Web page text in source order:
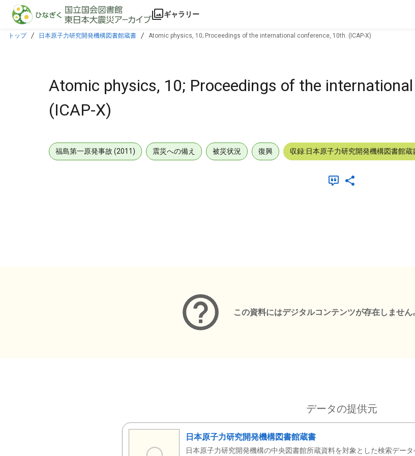
本文に飛ぶ
ギャラリー
トップ 日本原子力研究開発機構図書館蔵書 Atomic physics, 10; Proceedings of the international conference, 10th. (ICAP-X)
Atomic physics, 10; Proceedings of the
(ICAP-X)
福島第一原発事故 (2011) 震災への備え 被災状況 復興 収録:日本原子力研究開発機構図書館蔵
この資料にはデジタルコンテンツが存在しません。
データの提供元
日本原子力研究開発機構図書館蔵書
日本原子力研究開発機構の中央図書館所蔵資料を対象とした検索デー